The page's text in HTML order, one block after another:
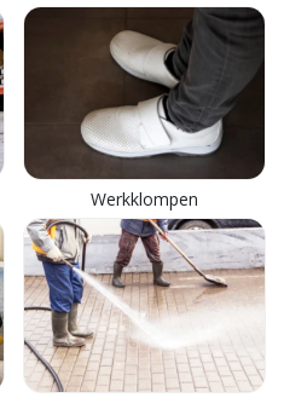
Werkklompen